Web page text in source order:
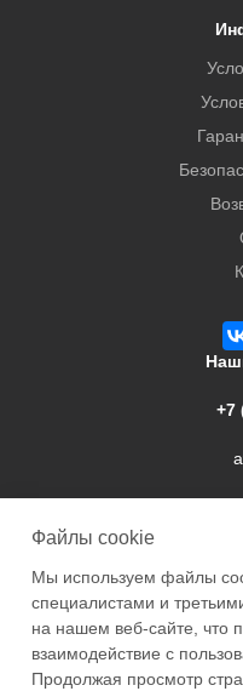
+7
2026 © Academyfishing -
Файлы cookie
Мы используем файлы
специалистами и
на нашем веб-сайте, что
взаимодействие с
Продолжая просмотр